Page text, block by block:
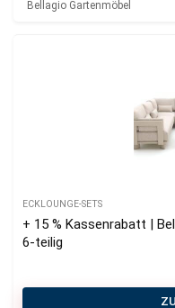
Bellagio Gartenmöbel
ECKLOUNGE-SETS
+ 15 % Kassenrabatt |
6-teilig